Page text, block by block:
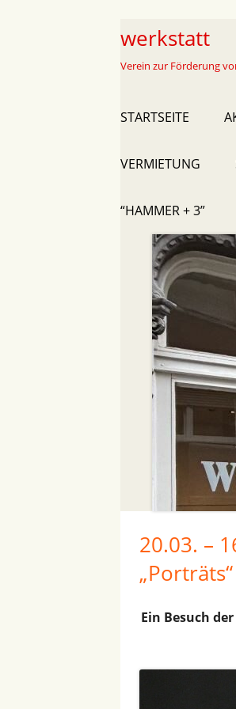
werkstatt
Verein zur Förderung
Primary
STARTSEITE
VERMIETUNG
“HAMMER + 3”
20.03. –
„Porträts“
Ein Besuch